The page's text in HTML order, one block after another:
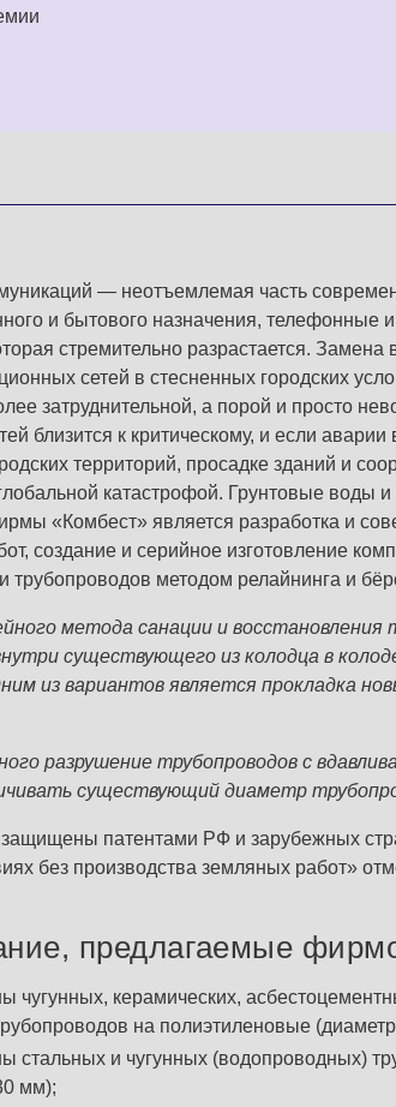
— неотъемлемая часть
и бытового назначения, телефонные
стремительно разрастается.
сетей в стесненных городских
затруднительной, а порой и просто
близится к критическому, и если
территорий, просадке зданий и
катастрофой. Грунтовые воды и
«Комбест» является разработка и
создание и серийное изготовление
методом релайнинга и
метода санации и восстановления
существующего из колодца в
из вариантов является прокладка
разрушение трубопроводов с
существующий диаметр
патентами РФ и зарубежных
без производства земляных работ»
предлагаемые
чугунных, керамических,
на полиэтиленовые
стальных и чугунных (водопроводных)
мм);